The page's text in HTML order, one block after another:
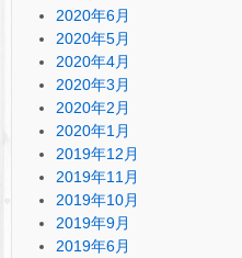
2020年6月
2020年5月
2020年4月
2020年3月
2020年2月
2020年1月
2019年12月
2019年11月
2019年10月
2019年9月
2019年6月